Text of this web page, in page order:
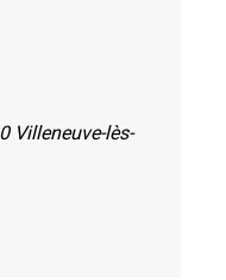
Villeneuve-lès-